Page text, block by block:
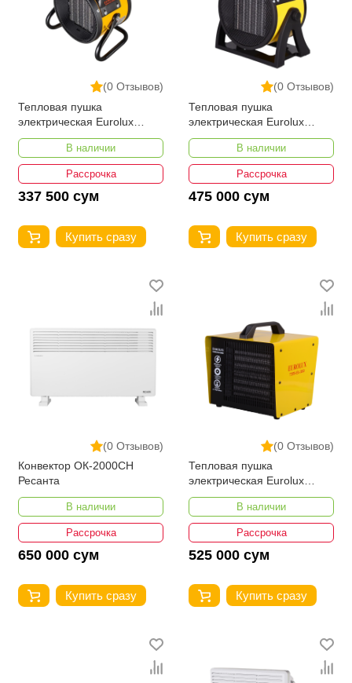
(0 Отзывов)
Тепловая пушка
электрическая Eurolux
ТЭПК-EU-2000K
В наличии
Рассрочка
337 500 сум
Купить сразу
(0 Отзывов)
Тепловая пушка
электрическая Eurolux
ТЭПК-EU-3000K
В наличии
Рассрочка
475 000 сум
Купить сразу
(0 Отзывов)
Конвектор ОК-2000СН
Ресанта
В наличии
Рассрочка
650 000 сум
Купить сразу
(0 Отзывов)
Тепловая пушка
электрическая Eurolux
ТЭПК-EU-3000
В наличии
Рассрочка
525 000 сум
Купить сразу